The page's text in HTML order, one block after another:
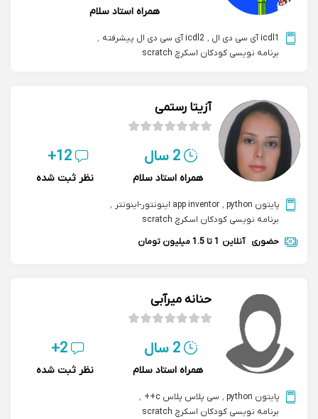
همراه استاد سلام
icdl1 آی سی دی ال , icdl2 آی سی دی ال پیشرفته
,
برنامه نویسی کودکان اسکرچ scratch
آزیتا رستمی
2 سال
همراه استاد سلام
12+
نظر ثبت شده
پایتون python , app inventor اینونتور-اینونتر
,
برنامه نویسی کودکان اسکرچ scratch
حضوری
آنلاین 1 تا 1.5 میلیون تومان
حنانه میرآبی
2 سال
همراه استاد سلام
2+
نظر ثبت شده
پایتون python , سی پلاس پلاس c++
,
برنامه نویسی کودکان اسکرچ scratch